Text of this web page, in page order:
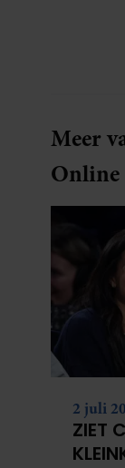
Meer
Online
2 juli
ZIET